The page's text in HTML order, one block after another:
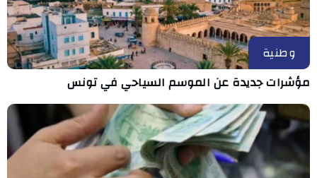
وطنية
مؤشرات جديدة عن الموسم السياحي في تونس